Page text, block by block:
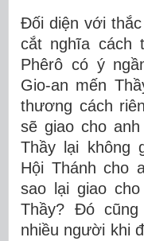
Đối diện với
cắt nghĩa cách
Phêrô có ý
Gio-an mến
thương cách
sẽ giao cho
Thầy lại không
Hội Thánh cho
sao lại giao
Thầy? Đó
nhiều người khi